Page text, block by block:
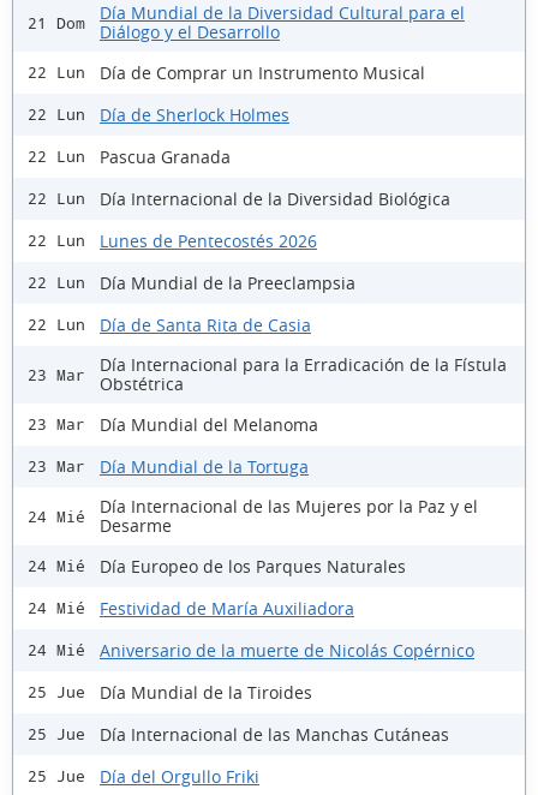
21 Dom
Día Mundial de la Diversidad Cultural para el
Diálogo y el Desarrollo
22 Lun Día de Comprar un Instrumento Musical
22 Lun Día de Sherlock Holmes
22 Lun Pascua Granada
22 Lun Día Internacional de la Diversidad Biológica
22 Lun Lunes de Pentecostés 2026
22 Lun Día Mundial de la Preeclampsia
22 Lun Día de Santa Rita de Casia
23 Mar
Día Internacional para la Erradicación de la Fístula
Obstétrica
23 Mar Día Mundial del Melanoma
23 Mar Día Mundial de la Tortuga
24 Mié
Día Internacional de las Mujeres por la Paz y el
Desarme
24 Mié Día Europeo de los Parques Naturales
24 Mié Festividad de María Auxiliadora
24 Mié Aniversario de la muerte de Nicolás Copérnico
25 Jue Día Mundial de la Tiroides
25 Jue Día Internacional de las Manchas Cutáneas
25 Jue Día del Orgullo Friki